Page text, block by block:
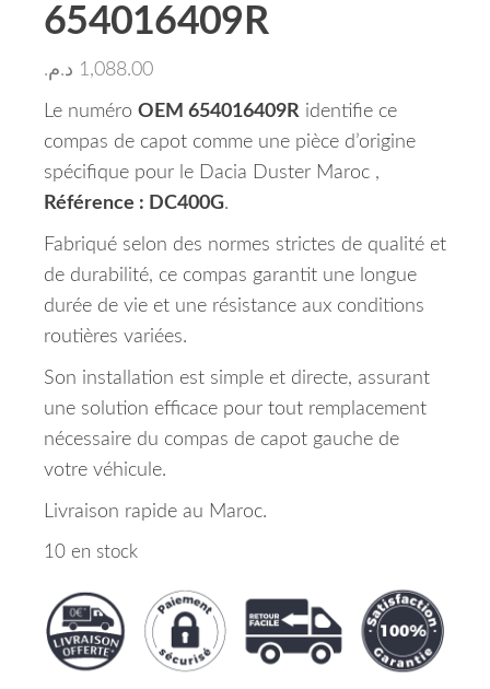
654016409R
1,088.00 د.م.
Le numéro OEM 654016409R identifie ce
compas de capot comme une pièce d’origine
spécifique pour le Dacia Duster Maroc ,
Référence : DC400G.
Fabriqué selon des normes strictes de qualité et
de durabilité, ce compas garantit une longue
durée de vie et une résistance aux conditions
routières variées.
Son installation est simple et directe, assurant
une solution efficace pour tout remplacement
nécessaire du compas de capot gauche de
votre véhicule.
Livraison rapide au Maroc.
10 en stock